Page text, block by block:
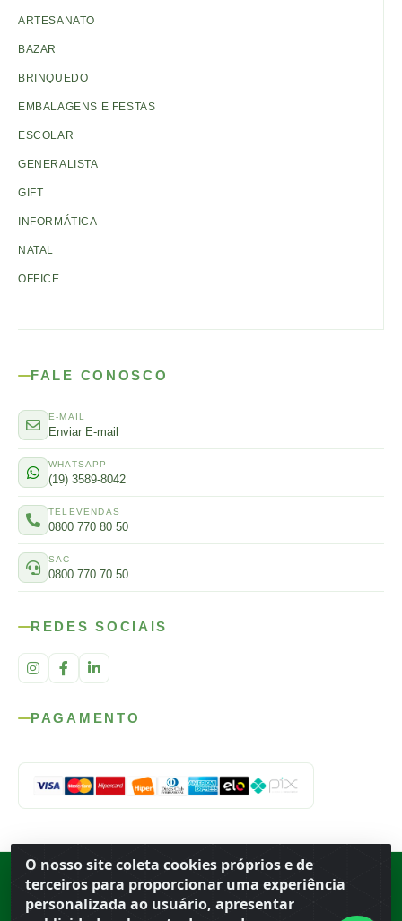
O nosso site coleta cookies próprios e de
terceiros para proporcionar uma experiência
personalizada ao usuário, apresentar
ARTESANATO
BAZAR
BRINQUEDO
EMBALAGENS E FESTAS
ESCOLAR
GENERALISTA
GIFT
INFORMÁTICA
NATAL
OFFICE
FALE CONOSCO
E-MAIL
Enviar E-mail
WHATSAPP
(19) 3589-8042
TELEVENDAS
0800 770 80 50
SAC
0800 770 70 50
REDES SOCIAIS
PAGAMENTO
Porto Ferreira ·BR
13.669-899· CNPJ 56.679.863/0001-91
© 2026 Atacado Ideal